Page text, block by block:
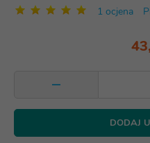
1 ocjena
DODAJ